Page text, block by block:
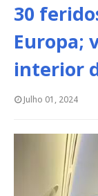
30
Europa;
interior
Julho 01, 2024